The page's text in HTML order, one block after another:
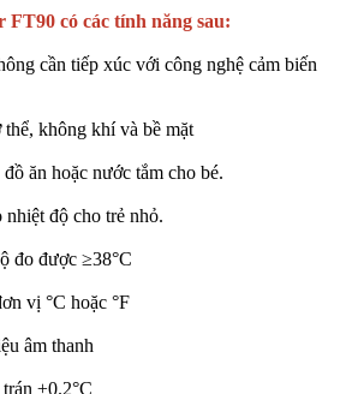
có các tính năng sau:
cần tiếp xúc với công nghệ cảm biến
không khí và bề mặt
ăn hoặc nước tắm cho bé.
độ cho trẻ nhỏ.
đo được ≥38°C
vị °C hoặc °F
âm thanh
±0.2°C